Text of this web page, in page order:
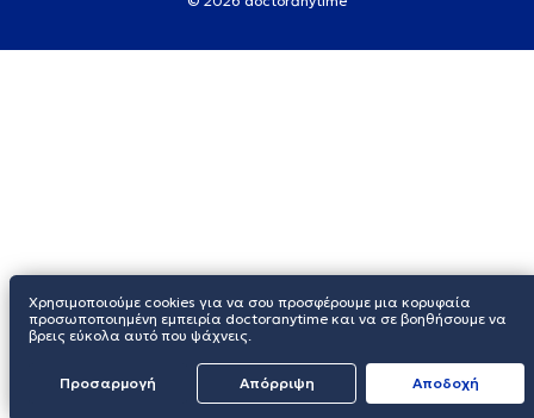
Χρησιμοποιούμε cookies για να σου προσφέρουμε μια κορυφαία
προσωποποιημένη εμπειρία doctoranytime και να σε βοηθήσουμε να
βρεις εύκολα αυτό που ψάχνεις.
Προσαρμογή Απόρριψη Aποδοχή